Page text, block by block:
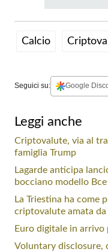
Calcio
Seguici su: Google
Leggi anche
Criptovalute, via al
famiglia Trump
Lagarde anticipa
bocciano modello Bce
La Triestina ha come
criptovalute amata
Euro digitale in arrivo
Voluntary disclosure,